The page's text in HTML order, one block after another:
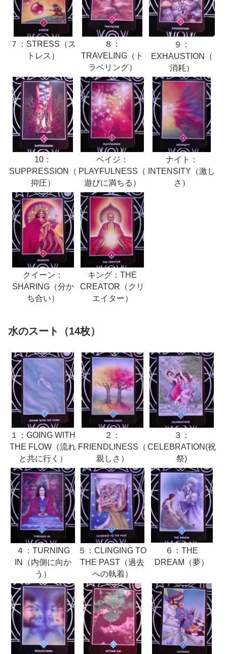
７：STRESS（ス
トレス）
８：
TRAVELING（ト
ラベリング）
９：
EXHAUSTION（
消耗）
10：
SUPPRESSION（
抑圧）
ペイジ：
PLAYFULNESS（
遊びに満ちる）
ナイト：
INTENSITY（激し
さ）
クイーン：
SHARING（分か
ち合い）
キング：THE
CREATOR（クリ
エイター）
水のスート（14枚）
１：GOING WITH
THE FLOW（流れ
と共に行く）
２：
FRIENDLINESS（
親しさ）
３：
CELEBRATION(祝
祭)
４：TURNING
IN（内側に向か
う）
５：CLINGING TO
THE PAST（過去
への執着）
６：THE
DREAM（夢）